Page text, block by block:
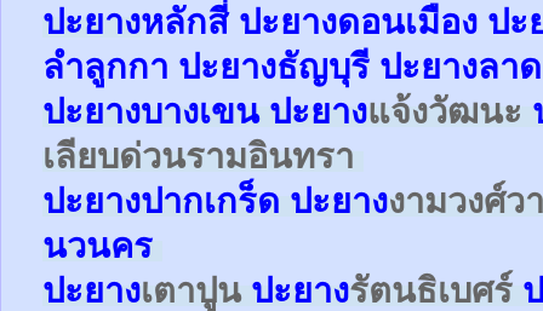
ปะยางหลักสี่ ปะยางดอนเมือง ปะ
ลำลูกกา ปะยางธัญบุรี ปะยางลา
ปะยางบางเขน ปะยางแจ้งวัฒนะ
เลียบด่วนรามอินทรา
ปะยางปากเกร็ด ปะยางงามวงศ์ว
นวนคร
ปะยางเตาปูน ปะยางรัตนธิเบศร์